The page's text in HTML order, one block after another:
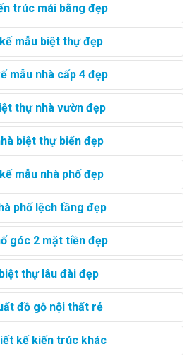
trúc mái bằng đẹp
mẫu biệt thự đẹp
mẫu nhà cấp 4 đẹp
thự nhà vườn đẹp
biệt thự biển đẹp
mẫu nhà phố đẹp
phố lệch tầng đẹp
góc 2 mặt tiền đẹp
thự lâu đài đẹp
đồ gỗ nội thất rẻ
kế kiến trúc khác